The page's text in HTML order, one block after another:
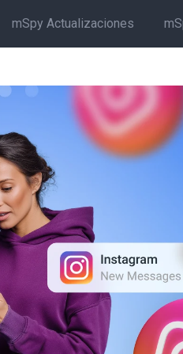
mSpy Actualizaciones